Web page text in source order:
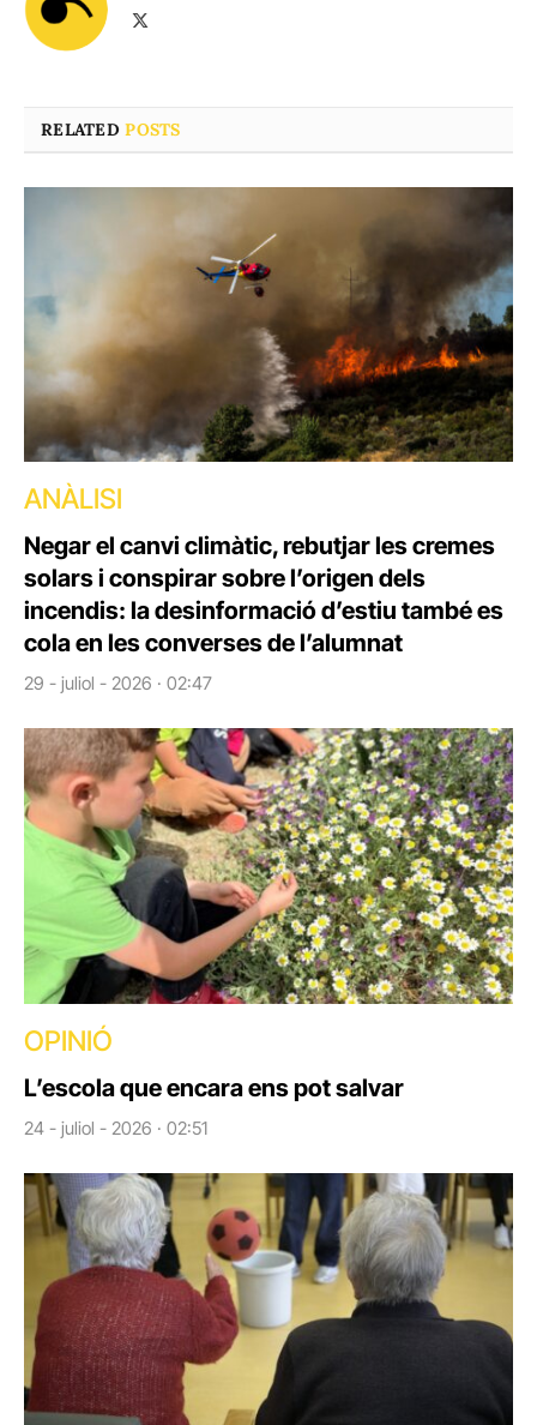
RELATEDPOSTS
ANÀLISI
Negar el canvi climàtic, rebutjar les cremes
solars i conspirar sobre l’origen dels
incendis: la desinformació d’estiu també es
cola en les converses de l’alumnat
29 - juliol - 2026 · 02:47
OPINIÓ
L’escola que encara ens pot salvar
24 - juliol - 2026 · 02:51